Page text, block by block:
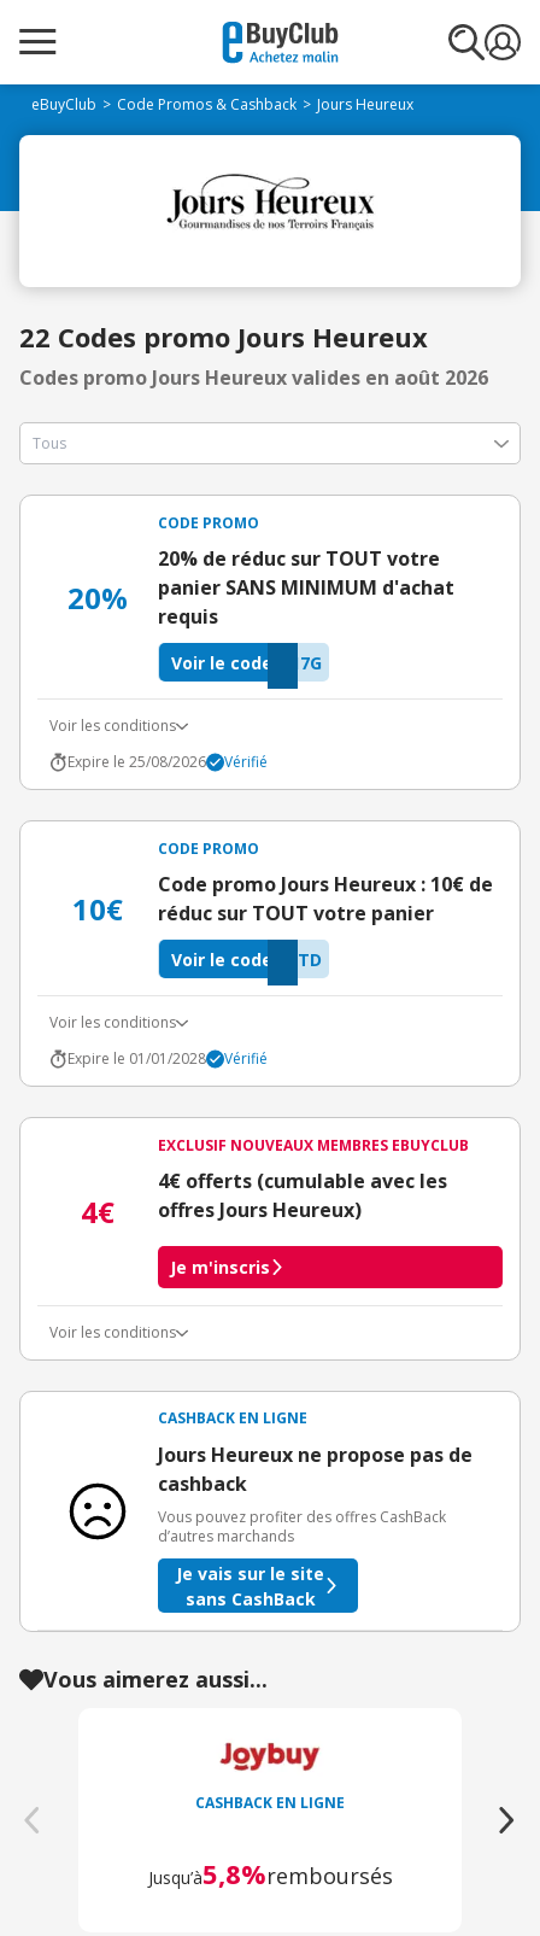
eBuyClub Code Promos & Cashback Jours Heureux
22 Codes promo Jours Heureux
Codes promo Jours Heureux valides en août 2026
20%
CODE PROMO
20% de réduc sur TOUT votre
panier SANS MINIMUM d'achat
requis
17G
Voir le code
Voir les conditions
Expire le 25/08/2026
Vérifié
10€
CODE PROMO
Code promo Jours Heureux : 10€ de
réduc sur TOUT votre panier
RTD
Voir le code
Voir les conditions
Expire le 01/01/2028
Vérifié
4€
EXCLUSIF NOUVEAUX MEMBRES EBUYCLUB
4€ offerts (cumulable avec les
offres Jours Heureux)
Je m'inscris
Voir les conditions
3€ de bienvenue crédités immédiatement + 1€ supplémentaire
Offre réservée à une toute première inscription chez eBuyClub.
CASHBACK EN LIGNE
Jours Heureux ne propose pas de
cashback
Vous pouvez profiter des offres CashBack
d’autres marchands
Je vais sur le site
sans CashBack
Vous aimerez aussi...
CASHBACK EN LIGNE
Jusqu’à5,8%remboursés